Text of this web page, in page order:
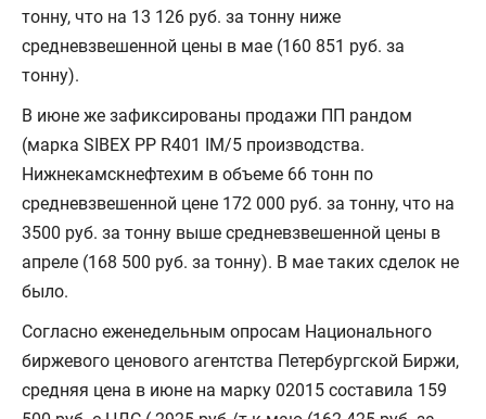
тонну, что на 13 126 руб. за тонну ниже
средневзвешенной цены в мае (160 851 руб. за
тонну).
В июне же зафиксированы продажи ПП рандом
(марка SIBEX PP R401 IM/5 производства.
Нижнекамскнефтехим в объеме 66 тонн по
средневзвешенной цене 172 000 руб. за тонну, что на
3500 руб. за тонну выше средневзвешенной цены в
апреле (168 500 руб. за тонну). В мае таких сделок не
было.
Согласно еженедельным опросам Национального
биржевого ценового агентства Петербургской Биржи,
средняя цена в июне на марку 02015 составила 159